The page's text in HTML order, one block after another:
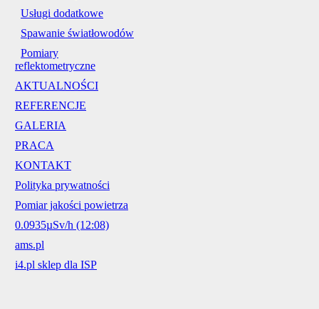
Usługi dodatkowe
Spawanie światłowodów
Pomiary
reflektometryczne
AKTUALNOŚCI
REFERENCJE
GALERIA
PRACA
KONTAKT
Polityka prywatności
Pomiar jakości powietrza
0.0935µSv/h (12:08)
ams.pl
i4.pl sklep dla ISP